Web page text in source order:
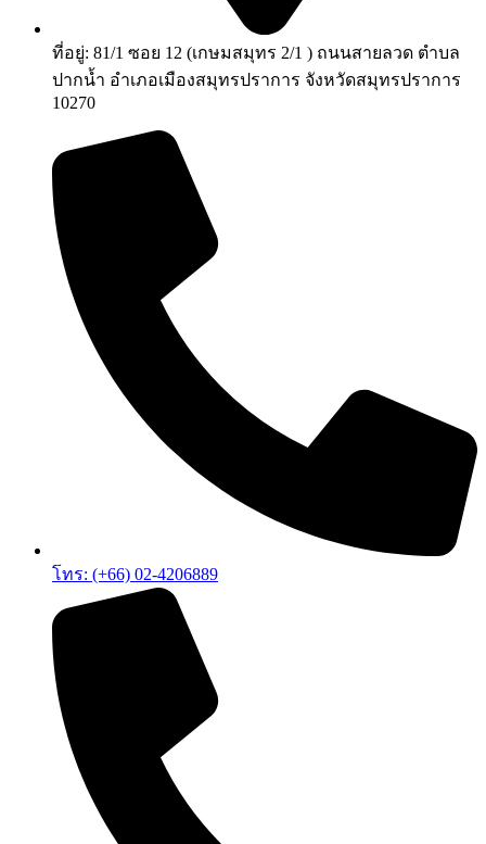
ที่อยู่: 81/1 ซอย 12 (เกษมสมุทร 2/1 ) ถนนสายลวด ตำบล
ปากน้ำ อำเภอเมืองสมุทรปราการ จังหวัดสมุทรปราการ
10270
โทร: (+66) 02-4206889